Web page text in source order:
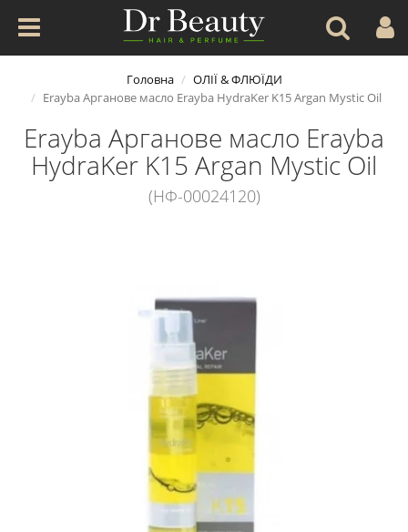
Головна
ОЛІЇ & ФЛЮЇДИ
Erayba Арганове масло Erayba HydraKer K15 Argan Mystic Oil
Erayba Арганове масло Erayba
HydraKer K15 Argan Mystic Oil
(НФ-00024120)